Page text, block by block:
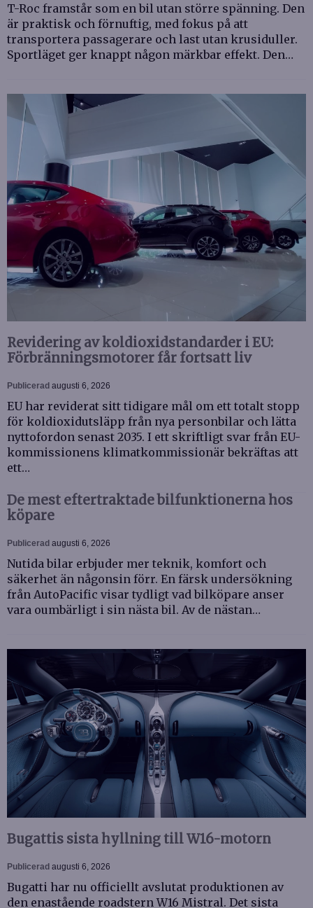
T-Roc framstår som en bil utan större spänning. Den
är praktisk och förnuftig, med fokus på att
transportera passagerare och last utan krusiduller.
Sportläget ger knappt någon märkbar effekt. Den…
Revidering av koldioxidstandarder i EU:
Förbränningsmotorer får fortsatt liv
Publicerad augusti 6, 2026
EU har reviderat sitt tidigare mål om ett totalt stopp
för koldioxidutsläpp från nya personbilar och lätta
nyttofordon senast 2035. I ett skriftligt svar från EU-
kommissionens klimatkommissionär bekräftas att
ett…
De mest eftertraktade bilfunktionerna hos
köpare
Publicerad augusti 6, 2026
Nutida bilar erbjuder mer teknik, komfort och
säkerhet än någonsin förr. En färsk undersökning
från AutoPacific visar tydligt vad bilköpare anser
vara oumbärligt i sin nästa bil. Av de nästan…
Bugattis sista hyllning till W16-motorn
Publicerad augusti 6, 2026
Bugatti har nu officiellt avslutat produktionen av
den enastående roadstern W16 Mistral. Det sista